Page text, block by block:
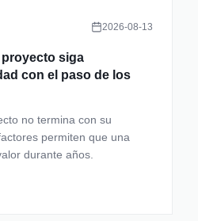
2026-08-13
siga
con el paso de los
no termina con su
permiten que una
durante años.